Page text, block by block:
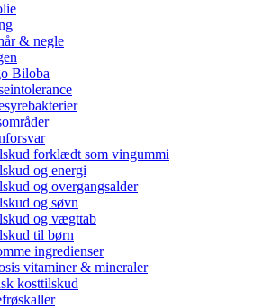
& negle
Biloba
forklædt som vingummi
og energi
og overgangsalder
og søvn
og vægttab
til børn
ingredienser
vitaminer & mineraler
kosttilskud